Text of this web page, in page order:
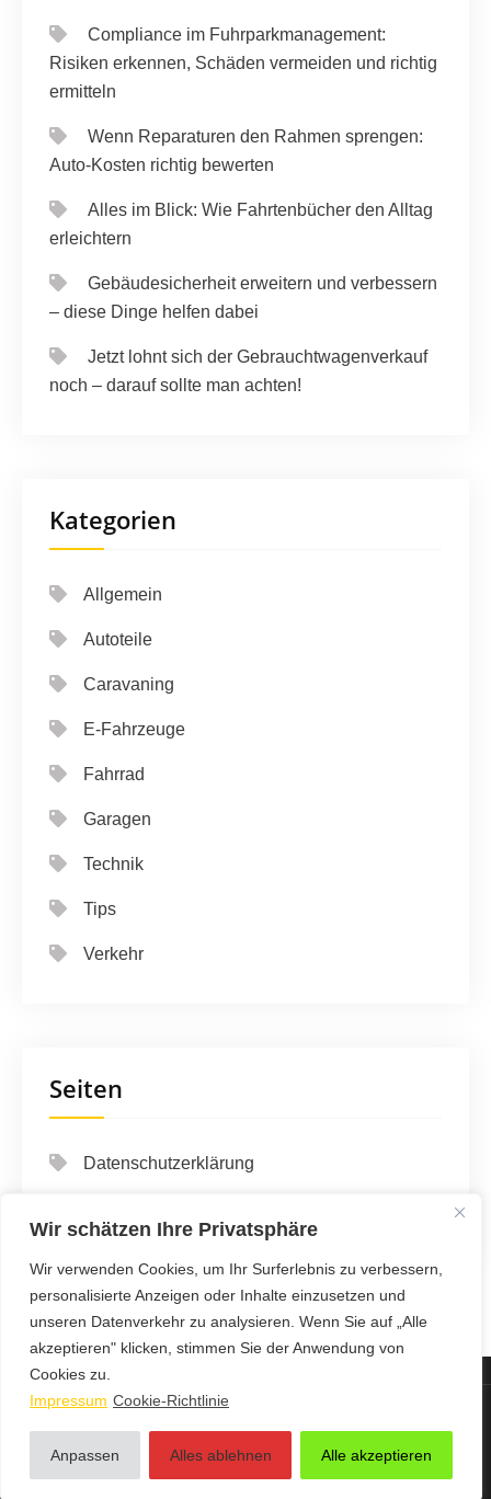
Wir schätzen Ihre Privatsphäre
Wir verwenden Cookies, um Ihr Surferlebnis zu verbessern,
personalisierte Anzeigen oder Inhalte einzusetzen und
unseren Datenverkehr zu analysieren. Wenn Sie auf „Alle
akzeptieren" klicken, stimmen Sie der Anwendung von
Cookies zu.
Impressum Cookie-Richtlinie
Anpassen Alles ablehnen Alle akzeptieren
Compliance im Fuhrparkmanagement:
Risiken erkennen, Schäden vermeiden und richtig
ermitteln
Wenn Reparaturen den Rahmen sprengen:
Auto-Kosten richtig bewerten
Alles im Blick: Wie Fahrtenbücher den Alltag
erleichtern
Gebäudesicherheit erweitern und verbessern
– diese Dinge helfen dabei
Jetzt lohnt sich der Gebrauchtwagenverkauf
noch – darauf sollte man achten!
Kategorien
Allgemein
Autoteile
Caravaning
E-Fahrzeuge
Fahrrad
Garagen
Technik
Tips
Verkehr
Seiten
Datenschutzerklärung
123 Auto & Verkehr Info - Proudly Powered by WordPress
Theme by Grace Themes